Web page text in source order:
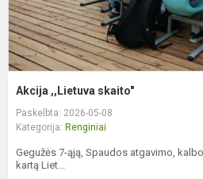
Akcija ,,Lietuva skaito"
Paskelbta: 2026-05-08
Kategorija: Renginiai
Gegužės 7-ąją, Spaudos atgavimo,
kartą Liet...